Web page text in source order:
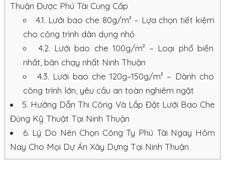
Thuận Được Phú Tài Cung Cấp
4.1. Lưới bao che 80g/m² – Lựa chọn tiết kiệm
cho công trình dân dụng nhỏ
4.2. Lưới bao che 100g/m² – Loại phổ biến
nhất, bán chạy nhất Ninh Thuận
4.3. Lưới bao che 120g–150g/m² – Dành cho
công trình lớn, yêu cầu an toàn nghiêm ngặt
5. Hướng Dẫn Thi Công Và Lắp Đặt Lưới Bao Che
Đúng Kỹ Thuật Tại Ninh Thuận
6. Lý Do Nên Chọn Công Ty Phú Tài Ngay Hôm
Nay Cho Mọi Dự Án Xây Dựng Tại Ninh Thuận